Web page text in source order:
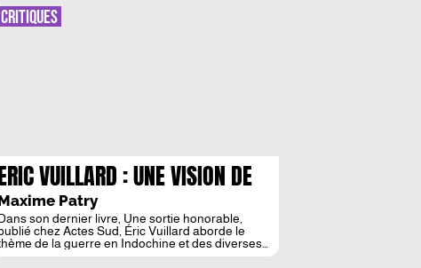
VUILLARD : UNE VISION DE
Patry
son dernier livre, Une sortie honorable,
chez Actes Sud, Éric Vuillard aborde le
de la guerre en Indochine et des diverses
CRITIQUES